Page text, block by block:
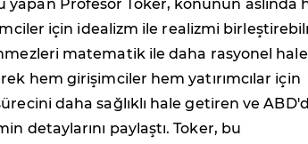
Profesör Toker, konunun aslında
için idealizm ile realizmi
matematik ile daha rasyonel hale
hem girişimciler hem yatırımcılar için
daha sağlıklı hale getiren ve
detaylarını paylaştı. Toker, bu